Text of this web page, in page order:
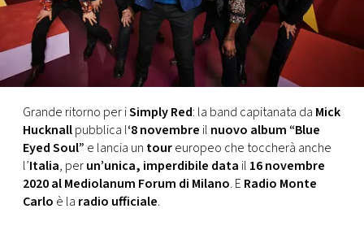
TV
PRINCIPATO
DI
MONACO
RMC
CONSIGLIA
Grande ritorno per iSimply Red: la band capitanata da Mick
Hucknallpubblica l‘8 novembre il nuovo album “Blue
Eyed Soul” e lancia un toureuropeo che toccherà anche
l’Italia, perun’unica, imperdibile data il 16 novembre
2020 al Mediolanum Forum di Milano. E Radio Monte
Carlo è la radio ufficiale.